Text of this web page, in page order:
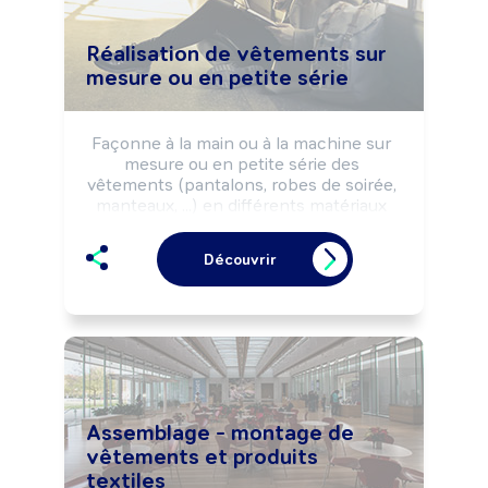
Réalisation de vêtements sur
mesure ou en petite série
Façonne à la main ou à la machine sur
mesure ou en petite série des
vêtements (pantalons, robes de soirée,
manteaux, ...) en différents matériaux
Peut créer de nouveaux modèles,
réaliser des croquis, réaliser des
retouches sur des vêtements.
une structure.
Découvrir
Assemblage - montage de
vêtements et produits
textiles